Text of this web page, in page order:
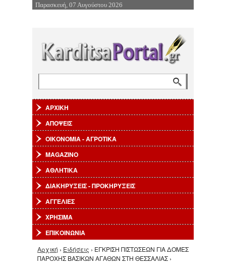
Επιστροφή στην Πλοήγηση
Παρασκευή, 07 Αυγούστου 2026
ΑΡΧΙΚΗ
ΑΠΟΨΕΙΣ
ΟΙΚΟΝΟΜΙΑ - ΑΓΡΟΤΙΚΑ
MAGAZINO
ΑΘΛΗΤΙΚΑ
ΔΙΑΚΗΡΥΞΕΙΣ - ΠΡΟΚΗΡΥΞΕΙΣ
ΑΓΓΕΛΙΕΣ
ΧΡΗΣΙΜΑ
ΕΠΙΚΟΙΝΩΝΙΑ
Είστε εδώ
Αρχική › Ειδήσεις › ΕΓΚΡΙΣΗ ΠΙΣΤΩΣΕΩΝ ΓΙΑ ΔΟΜΕΣ
ΠΑΡΟΧΗΣ ΒΑΣΙΚΩΝ ΑΓΑΘΩΝ ΣΤΗ ΘΕΣΣΑΛΙΑΣ ›